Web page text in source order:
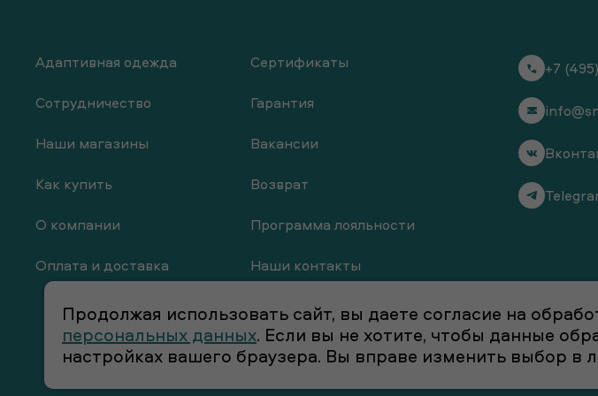
Адаптивная одежда
Сотрудничество
Наши магазины
Как купить
О компании
Оплата и доставка
Сертификаты
Гарантия
Вакансии
Возврат
Программа лояльности
Наши контакты
+7
Продолжая использовать сайт, вы даете согласие на
персональных данных. Если вы не хотите, чтобы данные
настройках вашего браузера. Вы вправе изменить выбор в